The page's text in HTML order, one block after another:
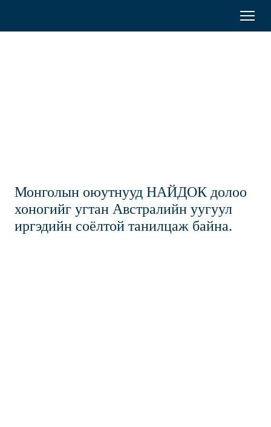
Menu
Бидний тухай
Богино хугацааны сургалт
Монголын оюутнууд НАЙДОК долоо
хоногийг угтан Австралийн уугуул
иргэдийн соёлтой танилцаж байна.